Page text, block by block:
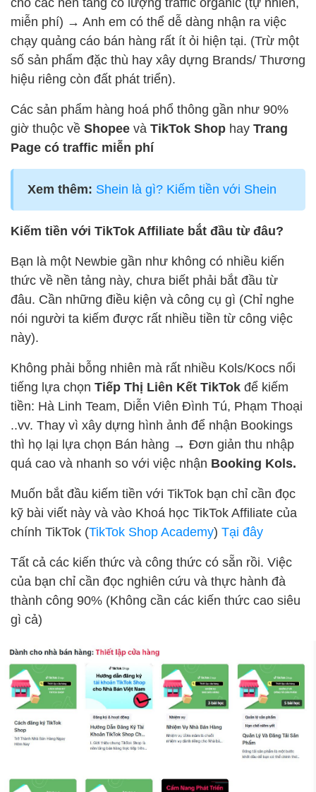
cho các nền tảng có lượng traffic organic (tự nhiên,
miễn phí) → Anh em có thể dễ dàng nhận ra việc
chạy quảng cáo bán hàng rất ít ỏi hiện tại. (Trừ một
số sản phẩm đặc thù hay xây dựng Brands/ Thương
hiệu riêng còn đất phát triển).
Các sản phẩm hàng hoá phổ thông gần như 90%
giờ thuộc về Shopee và TikTok Shop hay Trang
Page có traffic miễn phí
Xem thêm: Shein là gì? Kiếm tiền với Shein
Kiếm tiền với TikTok Affiliate bắt đầu từ đâu?
Bạn là một Newbie gần như không có nhiều kiến
thức về nền tảng này, chưa biết phải bắt đầu từ
đâu. Cần những điều kiện và công cụ gì (Chỉ nghe
nói người ta kiếm được rất nhiều tiền từ công việc
này).
Không phải bỗng nhiên mà rất nhiều Kols/Kocs nổi
tiếng lựa chọn Tiếp Thị Liên Kết TikTok để kiếm
tiền: Hà Linh Team, Diễn Viên Đình Tú, Phạm Thoại
..vv. Thay vì xây dựng hình ảnh để nhận Bookings
thì họ lại lựa chọn Bán hàng → Đơn giản thu nhập
quá cao và nhanh so với việc nhận Booking Kols.
Muốn bắt đầu kiếm tiền với TikTok bạn chỉ cần đọc
kỹ bài viết này và vào Khoá học TikTok Affiliate của
chính TikTok (TikTok Shop Academy) Tại đây
Tất cả các kiến thức và công thức có sẵn rồi. Việc
của bạn chỉ cần đọc nghiên cứu và thực hành đà
thành công 90% (Không cần các kiến thức cao siêu
gì cả)